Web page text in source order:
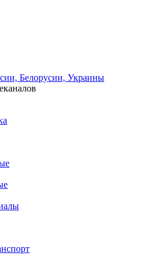
Белорусии, Украины